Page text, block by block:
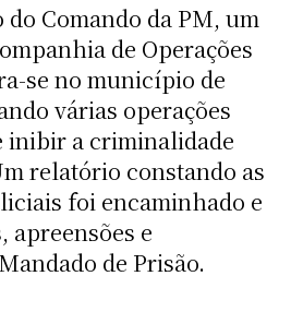
Comando da PM, um
de Operações
se no município de
várias operações
inibir a criminalidade
relatório constando as
foi encaminhado e
apreensões e
de Prisão.